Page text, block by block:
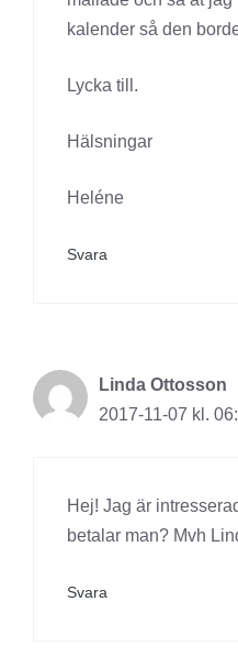
kalender så den
Lycka till.
Hälsningar
Heléne
Svara
Linda Ottosson
2017-11-07 kl.
Hej! Jag är
betalar man? Mvh
Svara